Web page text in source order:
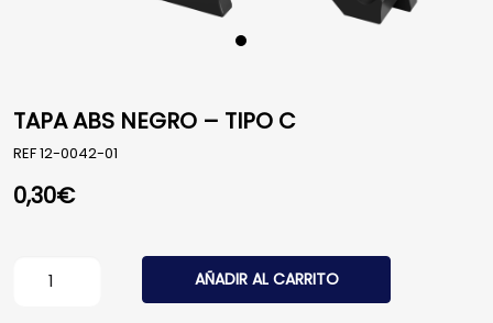
TAPA ABS NEGRO – TIPO C
REF12-0042-01
0,30€
TAPA ABS NEGRO - TIPO C cantidad
AÑADIR AL CARRITO